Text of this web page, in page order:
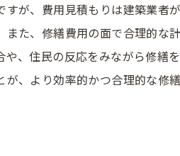
が、費用見積もりは建築業
た、修繕費用の面で合理的
、住民の反応をみながら修
、より効率的かつ合理的な修